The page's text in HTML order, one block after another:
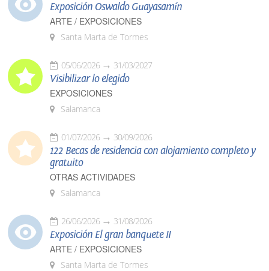
Exposición Oswaldo Guayasamín
ARTE / EXPOSICIONES
Santa Marta de Tormes
05/06/2026 31/03/2027
Visibilizar lo elegido
EXPOSICIONES
Salamanca
01/07/2026 30/09/2026
122 Becas de residencia con alojamiento completo y
gratuito
OTRAS ACTIVIDADES
Salamanca
26/06/2026 31/08/2026
Exposición El gran banquete II
ARTE / EXPOSICIONES
Santa Marta de Tormes